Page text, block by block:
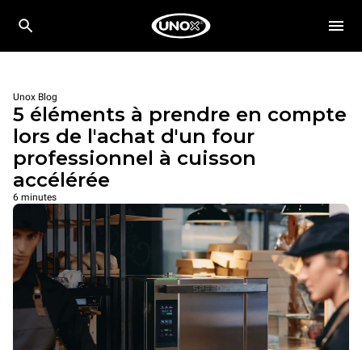
Unox Blog
5 éléments à prendre en compte
lors de l'achat d'un four
professionnel à cuisson
accélérée
6 minutes